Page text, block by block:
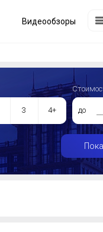
Видеообзоры
3 4+ до